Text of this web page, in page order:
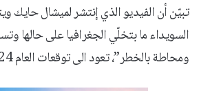
تبيّن أن الفيديو الذي إنتشر لميشال حايك
السويداء ما بتخلّي الجغرافيا على حالها
ومحاطة بالخطر”، تعود الى توقعات العام 2024 لا العام الحالي.